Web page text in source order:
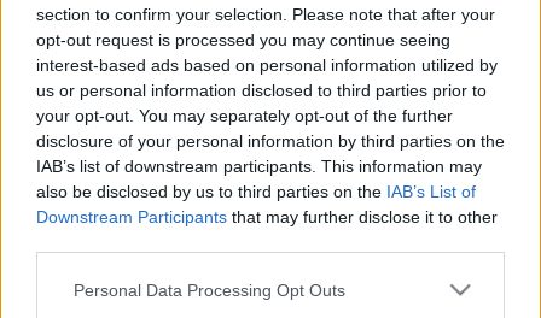
section to confirm your selection. Please note that after your
opt-out request is processed you may continue seeing
interest-based ads based on personal information utilized by
us or personal information disclosed to third parties prior to
your opt-out. You may separately opt-out of the further
disclosure of your personal information by third parties on the
IAB’s list of downstream participants. This information may
also be disclosed by us to third parties on the IAB’s List of
Downstream Participants that may further disclose it to other
Please note that this website/app uses one or more Google
Personal Data Processing Opt Outs
Az.év.legjobban.várt.filmje.
rhynn•2009. május 19.
Hivatalosan is :)
Amíg a föld kerek...
rhynn•2009. március 15.
... Mindig lesznek rockerek. Rainn Wilson filmje pont